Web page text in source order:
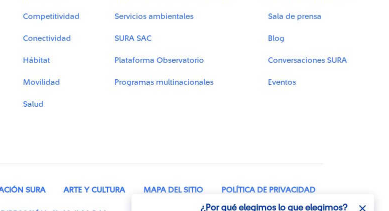
¿Por qué elegimos lo que elegimos?
Competitividad
Conectividad
Hábitat
Movilidad
Salud
Servicios ambientales
SURA SAC
Plataforma Observatorio
Programas multinacionales
Sala de prensa
Blog
Conversaciones SURA
Eventos
SURA ARTE Y CULTURA MAPA DEL SITIO POLÍTICA DE PRIVACIDAD